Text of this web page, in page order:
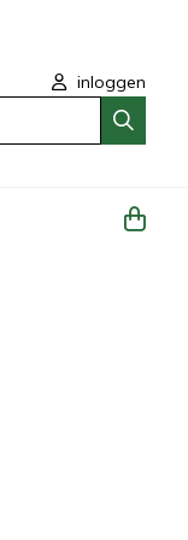
inloggen